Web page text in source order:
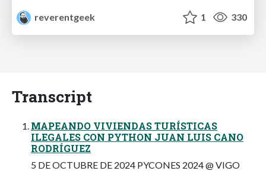
reverentgeek
1 330
Transcript
MAPEANDO VIVIENDAS TURÍSTICAS
ILEGALES CON PYTHON JUAN LUIS CANO
RODRÍGUEZ
5 DE OCTUBRE DE 2024 PYCONES 2024 @ VIGO